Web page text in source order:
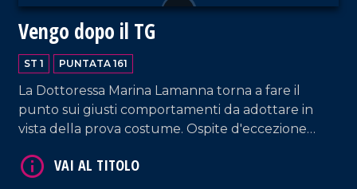
Vengo dopo il TG
ST 1 PUNTATA 161
La Dottoressa Marina Lamanna torna a fare il
punto sui giusti comportamenti da adottare in
vista della prova costume. Ospite d'eccezione
estati italiane degli anni 2000 e precorritrice